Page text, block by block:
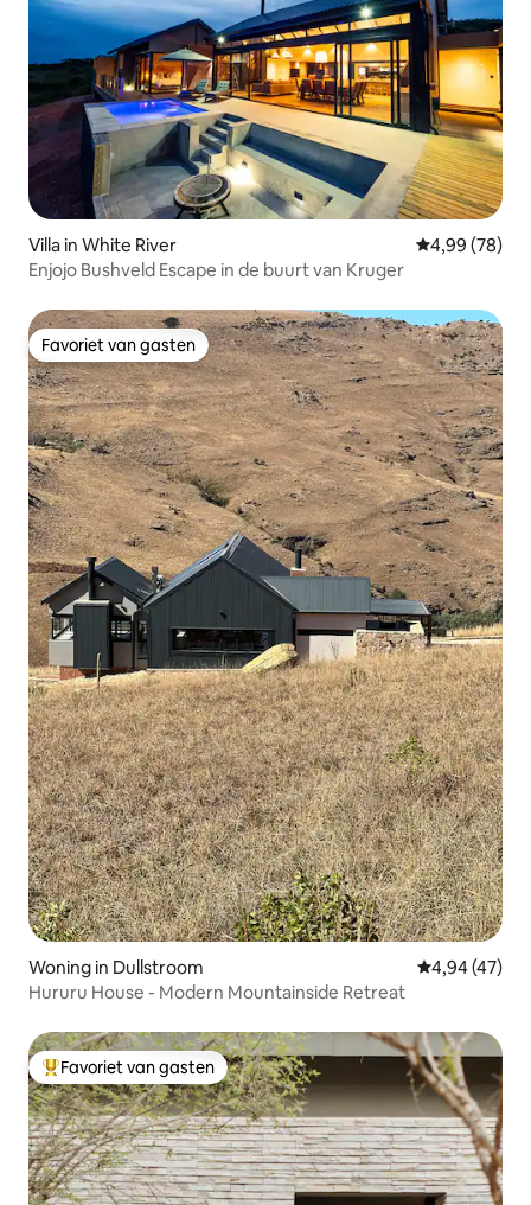
Villa in White River Gemiddelde
4,99 (78)
Enjojo Bushveld Escape in de buurt van Kruger
Favoriet van gasten
Favoriet van gasten
Woning in Dullstroom Gemiddelde
4,94 (47)
Hururu House - Modern Mountainside Retreat
Topfavoriet van gasten
Favoriet van gasten